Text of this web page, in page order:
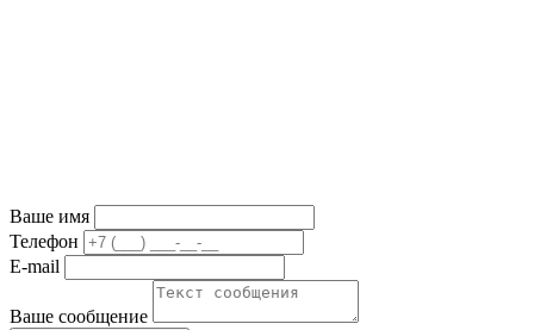
Ваше имя
Телефон
E-mail
Ваше сообщение